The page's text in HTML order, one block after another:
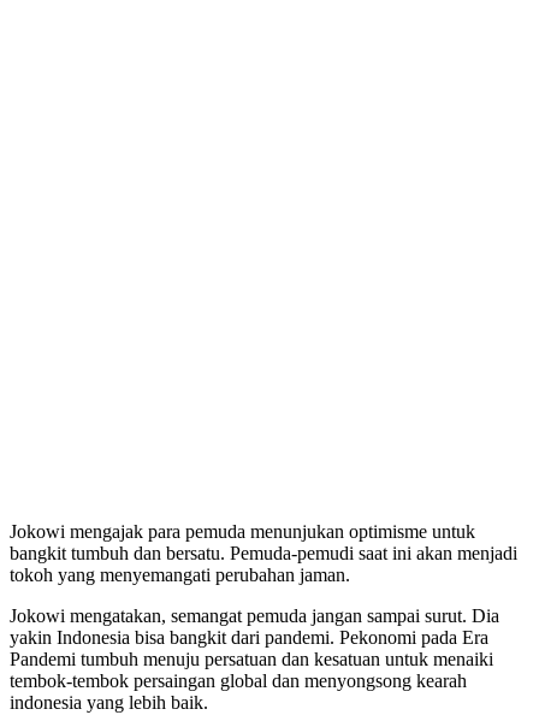
Jokowi mengajak para pemuda menunjukan optimisme untuk
bangkit tumbuh dan bersatu. Pemuda-pemudi saat ini akan menjadi
tokoh yang menyemangati perubahan jaman.
Jokowi mengatakan, semangat pemuda jangan sampai surut. Dia
yakin Indonesia bisa bangkit dari pandemi. Pekonomi pada Era
Pandemi tumbuh menuju persatuan dan kesatuan untuk menaiki
tembok-tembok persaingan global dan menyongsong kearah
indonesia yang lebih baik.